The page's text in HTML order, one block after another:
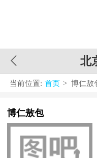
北
当前位置: 首页 > 博仁敖
博仁敖包